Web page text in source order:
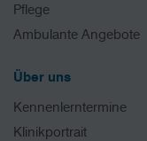
Pflege
Ambulante Angebote
Über uns
Kennenlerntermine
Klinikportrait